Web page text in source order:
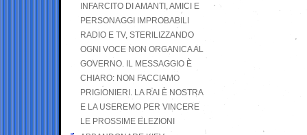
INFARCITO DI AMANTI, AMICI E
PERSONAGGI IMPROBABILI
RADIO E TV, STERILIZZANDO
OGNI VOCE NON ORGANICA AL
GOVERNO. IL MESSAGGIO È
CHIARO: NON FACCIAMO
PRIGIONIERI. LA RAI È NOSTRA
E LA USEREMO PER VINCERE
LE PROSSIME ELEZIONI